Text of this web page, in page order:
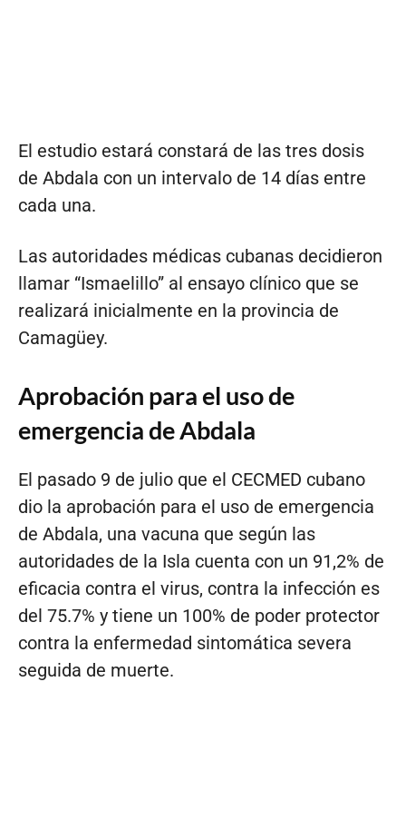
El estudio estará constará de las tres dosis
de Abdala con un intervalo de 14 días entre
cada una.
Las autoridades médicas cubanas decidieron
llamar “Ismaelillo” al ensayo clínico que se
realizará inicialmente en la provincia de
Camagüey.
Aprobación para el uso de
emergencia de Abdala
El pasado 9 de julio que el CECMED cubano
dio la aprobación para el uso de emergencia
de Abdala, una vacuna que según las
autoridades de la Isla cuenta con un 91,2% de
eficacia contra el virus, contra la infección es
del 75.7% y tiene un 100% de poder protector
contra la enfermedad sintomática severa
seguida de muerte.